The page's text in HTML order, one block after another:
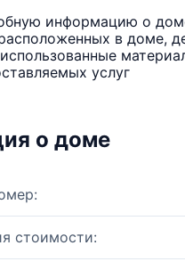
информацию о
в доме,
услуг
о доме
стоимости: